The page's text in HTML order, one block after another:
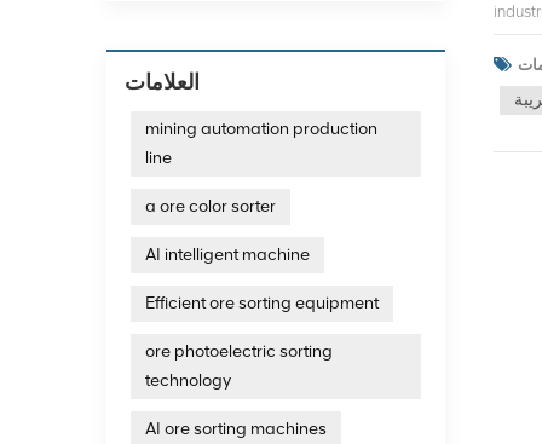
العلامات
mining automation production
line
a ore color sorter
AI intelligent machine
Efficient ore sorting equipment
ore photoelectric sorting
technology
AI ore sorting machines